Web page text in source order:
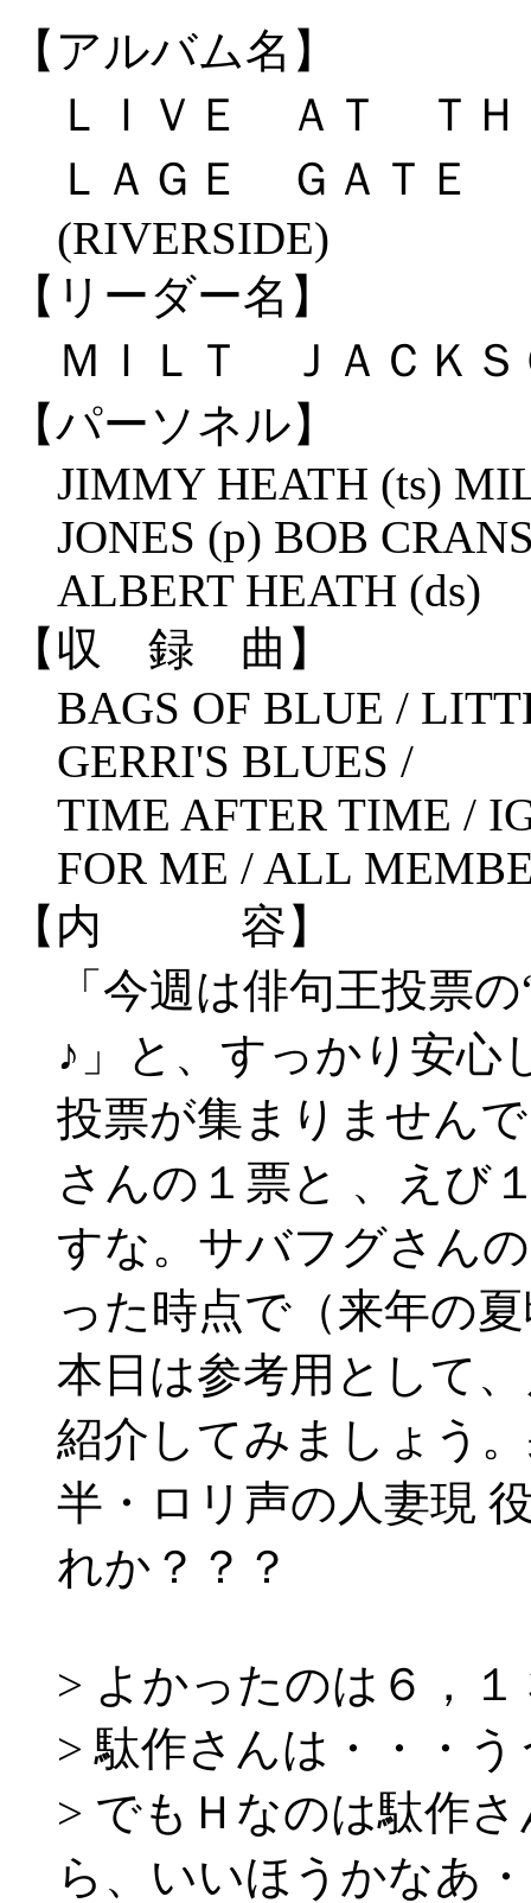
【アルバム名】
ＬＩＶＥ ＡＴ Ｔ
ＬＡＧＥ ＧＡＴＥ
(RIVERSIDE)
【リーダー名】
ＭＩＬＴ ＪＡＣＫ
【パーソネル】
JIMMY HEATH (ts)
JONES (p) BOB
ALBERT HEATH (ds)
【収 録 曲】
BAGS OF BLUE /
GERRI'S BLUES /
TIME AFTER TIME /
FOR ME / ALL
【内 容】
「今週は俳句王投票
♪」と、すっかり安心
投票が集まりません
さんの１票と 、えび
すな。サバフグさん
った時点で（来年の
本日は参考用として
紹介してみましょう
半・ロリ声の人妻現
れか？？？
> よかったのは６，１
> 駄作さんは・・・
> でもＨなのは駄作
ら、いいほうかなあ